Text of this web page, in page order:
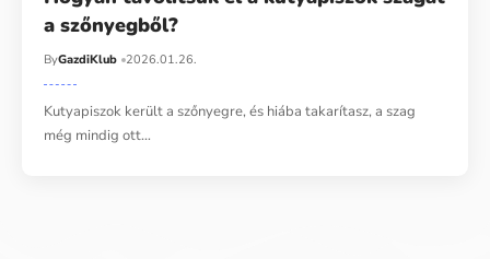
a szőnyegből?
ByGazdiKlub 2026.01.26.
Kutyapiszok került a szőnyegre, és hiába takarítasz, a szag
még mindig ott…